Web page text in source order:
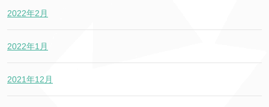
2022年2月
2022年1月
2021年12月